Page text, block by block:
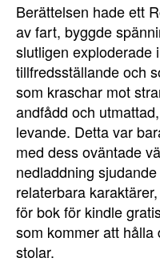
Berättelsen hade ett
av fart, byggde
slutligen exploderade
tillfredsställande och
som kraschar mot
andfådd och
levande. Detta var
med dess oväntade
nedladdning
relaterbara
för bok för kindle
som kommer att
stolar.